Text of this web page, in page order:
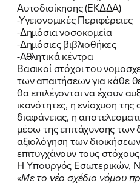
Αυτοδιοίκησης (ΕΚΔΔΑ)
-Υγειονομικές Περιφέρειες
-Δημόσια νοσοκομεία
-Δημόσιες βιβλιοθήκες
-Αθλητικά κέντρα
Βασικοί στόχοι του
των απαιτήσεων για κάθε
θα επιλέγονται να έχουν
ικανότητες, η ενίσχυση της
διαφάνειας, η
μέσω της επιτάχυνσης των
αξιολόγηση των
επιτυγχάνουν τους
Η Υπουργός Εσωτερικών,
«Με το νέο σχέδιο νόμου